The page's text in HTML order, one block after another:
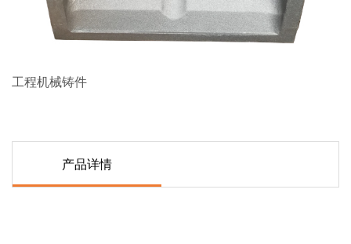
工程机械铸件
产品详情